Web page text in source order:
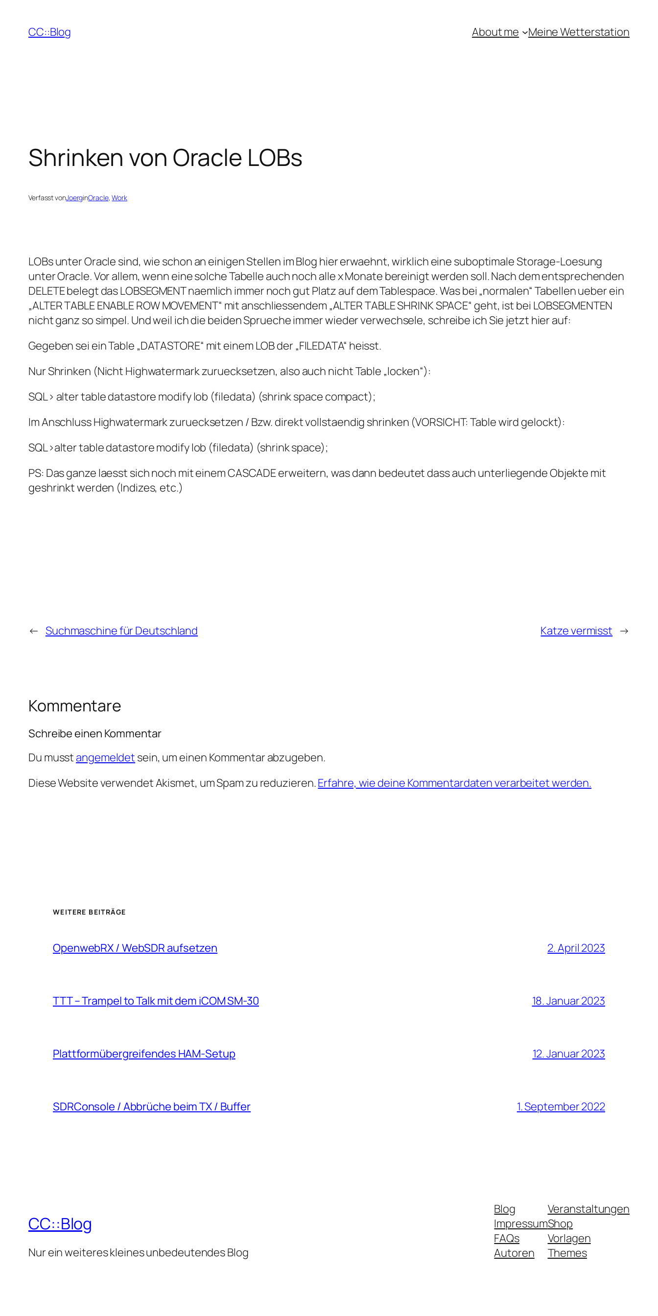
Inhalt
springen
CC::Blog About me Meine Wetterstation
Shrinken von Oracle LOBs
Verfasst vonJoerginOracle, Work
LOBs unter Oracle sind, wie schon an einigen Stellen im Blog hier erwaehnt, wirklich eine suboptimale Storage-Loesung
unter Oracle. Vor allem, wenn eine solche Tabelle auch noch alle x Monate bereinigt werden soll. Nach dem entsprechenden
DELETE belegt das LOBSEGMENT naemlich immer noch gut Platz auf dem Tablespace. Was bei „normalen“ Tabellen ueber ein
„ALTER TABLE ENABLE ROW MOVEMENT“ mit anschliessendem „ALTER TABLE SHRINK SPACE“ geht, ist bei LOBSEGMENTEN
nicht ganz so simpel. Und weil ich die beiden Sprueche immer wieder verwechsele, schreibe ich Sie jetzt hier auf:
Gegeben sei ein Table „DATASTORE“ mit einem LOB der „FILEDATA“ heisst.
Nur Shrinken (Nicht Highwatermark zuruecksetzen, also auch nicht Table „locken“):
SQL> alter table datastore modify lob (filedata) (shrink space compact);
Im Anschluss Highwatermark zuruecksetzen / Bzw. direkt vollstaendig shrinken (VORSICHT: Table wird gelockt):
SQL>alter table datastore modify lob (filedata) (shrink space);
PS: Das ganze laesst sich noch mit einem CASCADE erweitern, was dann bedeutet dass auch unterliegende Objekte mit
geshrinkt werden (Indizes, etc.)
← Suchmaschine für Deutschland Katze vermisst →
Kommentare
Schreibe einen Kommentar
Du musst angemeldet sein, um einen Kommentar abzugeben.
Diese Website verwendet Akismet, um Spam zu reduzieren.Erfahre, wie deine Kommentardaten verarbeitet werden.
WEITERE BEITRÄGE
OpenwebRX / WebSDR aufsetzen 2. April 2023
TTT – Trampel to Talk mit dem iCOM SM-30 18. Januar 2023
Plattformübergreifendes HAM-Setup 12. Januar 2023
SDRConsole / Abbrüche beim TX / Buffer 1. September 2022
CC::Blog
Nur ein weiteres kleines unbedeutendes Blog
Blog
Impressum
FAQs
Autoren
Veranstaltungen
Shop
Vorlagen
Themes